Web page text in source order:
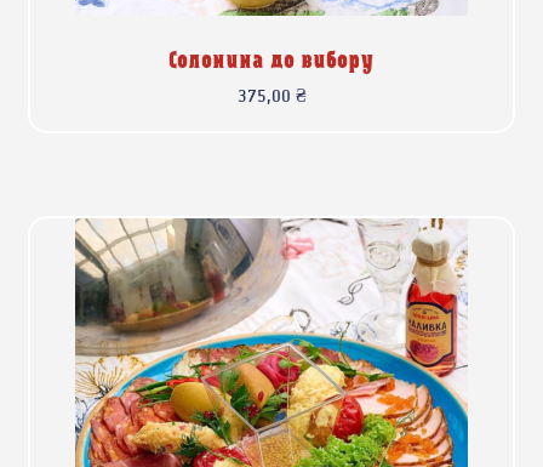
Солонина до вибору
375,00 ₴